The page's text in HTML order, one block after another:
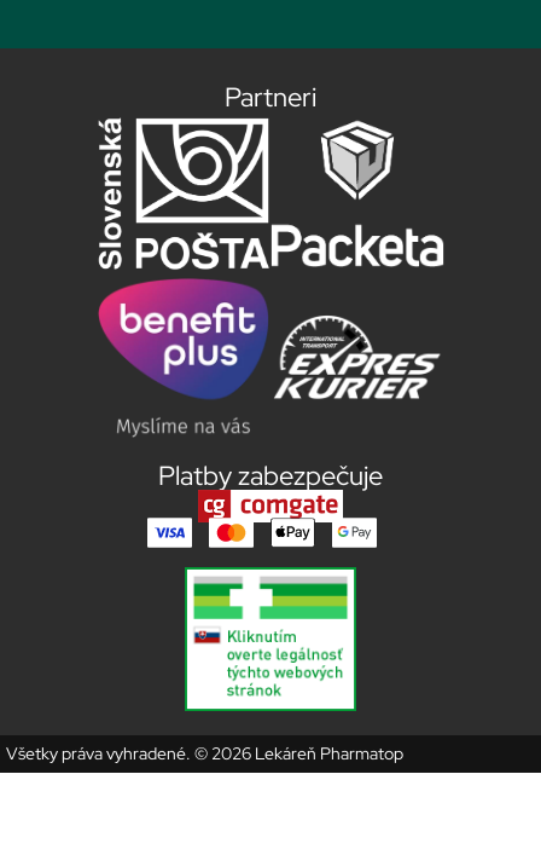
Partneri
Platby zabezpečuje
Všetky práva vyhradené. © 2026 Lekáreň Pharmatop